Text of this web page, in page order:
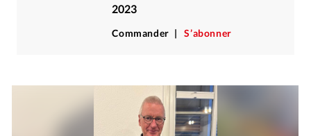
2023
Commander S’abonner